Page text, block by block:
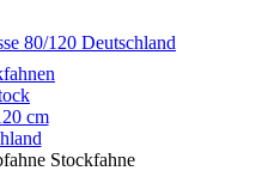
cm
Stockfahne